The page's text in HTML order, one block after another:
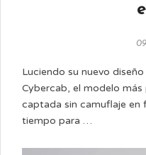
Luciendo su nuevo
Cybercab, el modelo
captada sin camuflaje en
tiempo para …